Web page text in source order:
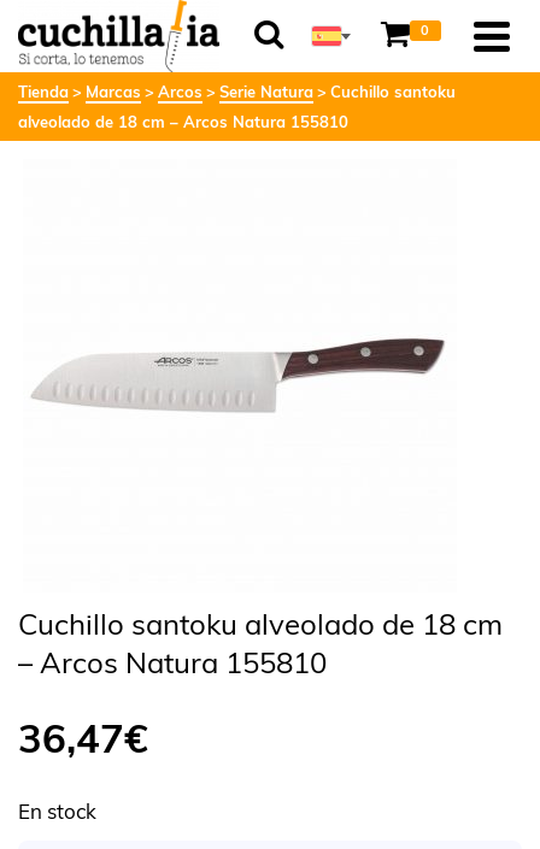
0
Tienda Marcas Arcos Serie Natura
Cuchillo santoku
alveolado de 18 cm – Arcos Natura 155810
Cuchillo santoku alveolado de 18 cm
– Arcos Natura 155810
36,47€
En stock